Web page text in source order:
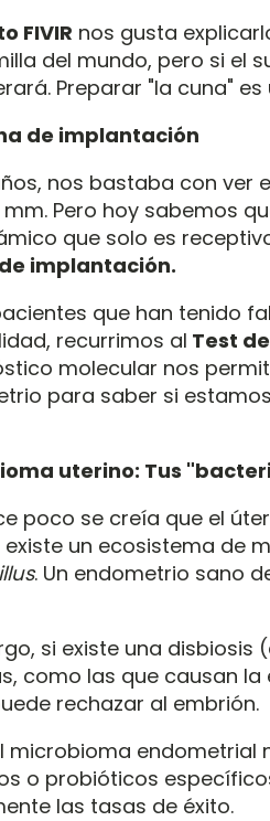
FIVIR nos gusta
del mundo, pero si el
Preparar "la cuna"
de implantación
nos bastaba con ver
mm. Pero hoy sabemos
que solo es
implantación.
que han tenido
recurrimos al Test
molecular nos
para saber si
uterino: Tus
poco se creía que el
un ecosistema de
. Un endometrio sano
si existe una
como las que causan
rechazar al embrión.
microbioma endometrial
o probióticos
las tasas de éxito.